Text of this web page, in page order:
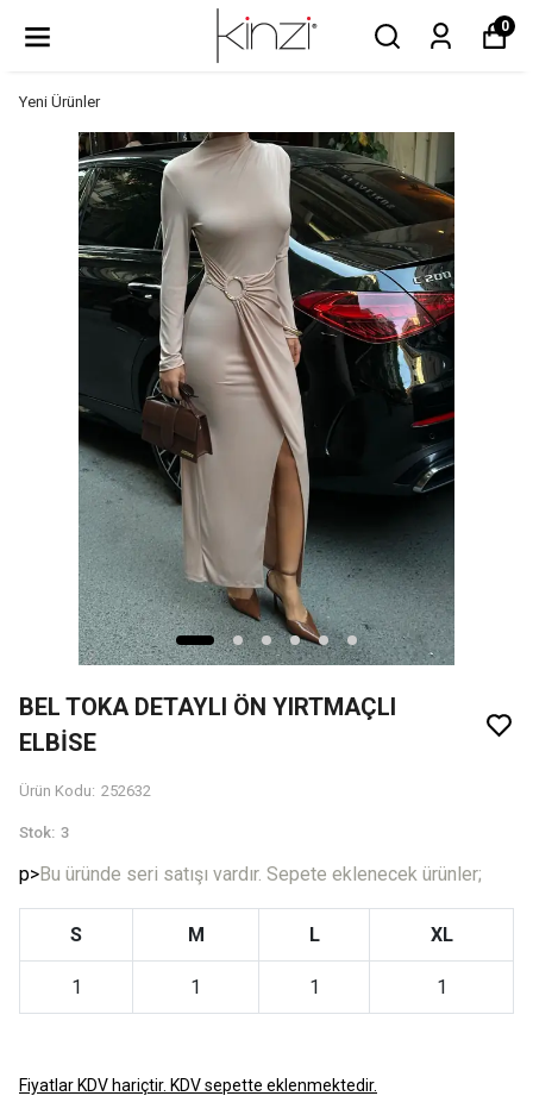
0
Yeni Ürünler
BEL TOKA DETAYLI ÖN YIRTMAÇLI
ELBİSE
Ürün Kodu: 252632
Stok: 3
p>Bu üründe seri satışı vardır. Sepete eklenecek ürünler;
S M L XL
1 1 1 1
Fiyatlar KDV hariçtir. KDV sepette eklenmektedir.